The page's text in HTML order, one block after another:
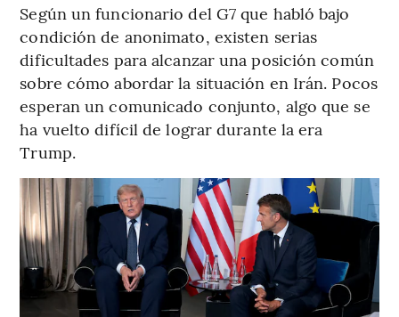
Según un funcionario del G7 que habló bajo
condición de anonimato, existen serias
dificultades para alcanzar una posición común
sobre cómo abordar la situación en Irán. Pocos
esperan un comunicado conjunto, algo que se
ha vuelto difícil de lograr durante la era
Trump.